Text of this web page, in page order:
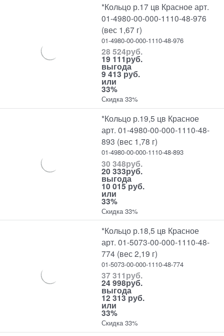
*Кольцо р.17 цв Красное арт.
01-4980-00-000-1110-48-976
(вес 1,67 г)
01-4980-00-000-1110-48-976
28 524руб.
19 111руб.
выгода
9 413 руб.
или
33%
Скидка 33%
*Кольцо р.19,5 цв Красное
арт. 01-4980-00-000-1110-48-
893 (вес 1,78 г)
01-4980-00-000-1110-48-893
30 348руб.
20 333руб.
выгода
10 015 руб.
или
33%
Скидка 33%
*Кольцо р.18,5 цв Красное
арт. 01-5073-00-000-1110-48-
774 (вес 2,19 г)
01-5073-00-000-1110-48-774
37 311руб.
24 998руб.
выгода
12 313 руб.
или
33%
Скидка 33%